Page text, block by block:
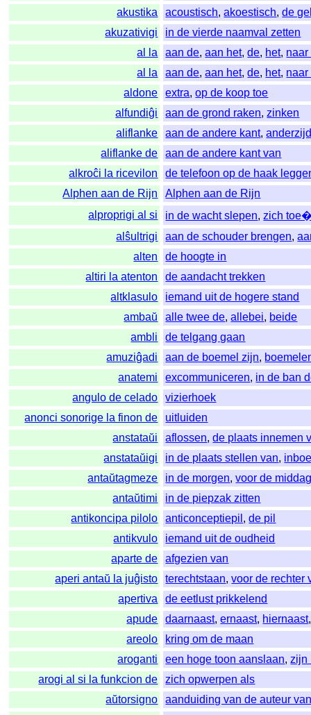
akustika
acoustisch,akoestisch,de
akuzativigi
in de vierde naamval zetten
al la
aan de,aan het,de, het, naar
al la
aan de,aan het,de, het, naar
aldone
extra,op de koop toe
alfundiĝi
aan de grond raken,zinken
aliflanke
aan de andere kant,
aliflanke de
aan de andere kant van
alkroĉi la ricevilon
de telefoon op de haak
Alphen aan de Rijn
Alphen aan de Rijn
alproprigi al si
in de wacht slepen,zich
alŝultrigi
aan de schouder brengen,
alten
de hoogte in
altiri la atenton
de aandacht trekken
altklasulo
iemand uit de hogere stand
ambaŭ
alle twee de,allebei, beide
ambli
de telgang gaan
amuziĝadi
aan de boemel zijn,
anatemi
excommuniceren, in de ban
angulo de celado
vizierhoek
anonci sonorige la finon de
uitluiden
anstataŭi
aflossen,de plaats innemen
anstataŭigi
in de plaats stellen van,
antaŭtagmeze
in de morgen,voor de
antaŭtimi
in de piepzak zitten
antikoncipa pilolo
anticonceptiepil ,de pil
antikvulo
iemand uit de oudheid
aparte de
afgezien van
aperi antaŭ la juĝisto
terechtstaan,voor de rechter
apertiva
de eetlust prikkelend
apude
daarnaast,ernaast, hiernaast
areolo
kring om de maan
aroganti
een hoge toon aanslaan,zijn
arogi al si la funkcion de
zich opwerpen als
aŭtorsigno
aanduiding van de auteur